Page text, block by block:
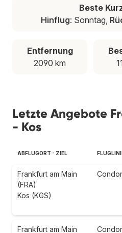
Beste
Hinflug: Sonntag,
Entfernung
2090 km
Letzte Angebote
- Kos
ABFLUGORT - ZIEL
Frankfurt am Main
(FRA)
Kos (KGS)
Condor
Frankfurt am Main Condor